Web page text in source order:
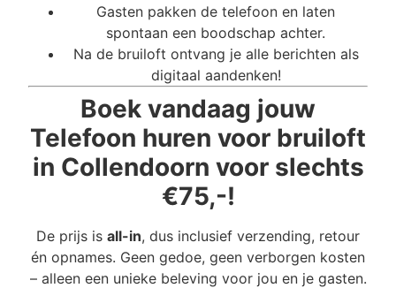
Gasten pakken de telefoon en laten
spontaan een boodschap achter.
Na de bruiloft ontvang je alle berichten als
digitaal aandenken!
Boek vandaag jouw
Telefoon huren voor bruiloft
in Collendoorn voor slechts
€75,-!
De prijs is all-in, dus inclusief verzending, retour
én opnames. Geen gedoe, geen verborgen kosten
– alleen een unieke beleving voor jou en je gasten.